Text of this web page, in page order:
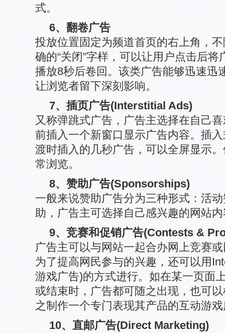
式。
6、翻卷广告
投放位置固定为频道首页的右上角，
确的“关闭”字样，可以让用户点击后
播放8秒后卷回。该类广告能够迅速迅
让浏览者留下深刻影响。
7、插页广告(Interstitial Ads)
又称弹跳式广告，广告主选择在自己
前插入一个新窗口显示广告内容。插
渡时插入的几秒广告，可以全屏显示
常浏览。
8、赞助广告(Sponsorships)
一般来说赞助广告分为三种形式：活
助，广告主可选择自己感兴趣的网站
9、竞赛和促销广告(Contests &
广告主可以与网站一起合办网上竞赛
为了提高网民参与的兴趣，还可以用
游戏广告)的方式进行。如在某一页面
或结束时，广告都可随之出现，也可
之制作一个专门表现其产品的互动游
10、直邮广告(Direct Marketing)